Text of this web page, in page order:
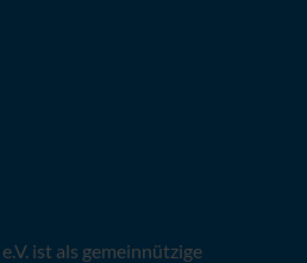
e.V. ist als gemeinnützige